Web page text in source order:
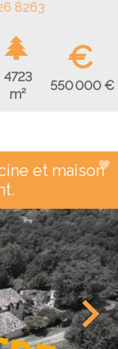
8263
4723
m²
€
550 000 €
et maison